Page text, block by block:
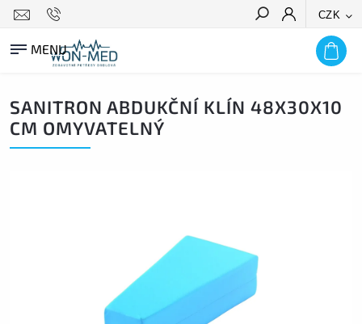
CZK
HLEDAT
SANITRON ABDUKČNÍ KLÍN 48X30X10
CM OMYVATELNÝ